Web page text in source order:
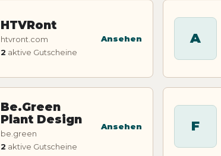
HTVRont
htvront.com
2 aktive Gutscheine
Ansehen A
Be.Green
Plant Design
be.green
2 aktive Gutscheine
Ansehen F